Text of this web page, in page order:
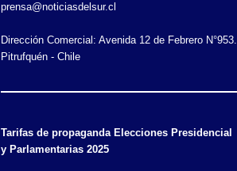
prensa@noticiasdelsur.cl
Dirección Comercial: Avenida 12 de Febrero N°953.
Pitrufquén - Chile
Tarifas de propaganda Elecciones Presidencial
y Parlamentarias 2025